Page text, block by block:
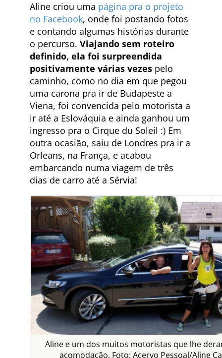
Aline criou uma página pra o projeto
no Facebook, onde foi postando fotos
e contando algumas histórias durante
o percurso. Viajando sem roteiro
definido, ela foi surpreendida
positivamente várias vezes pelo
caminho, como no dia em que pegou
uma carona pra ir de Budapeste a
Viena, foi convencida pelo motorista a
ir até a Eslováquia e ainda ganhou um
ingresso pra o Cirque du Soleil :) Em
outra ocasião, saiu de Londres pra ir a
Orleans, na França, e acabou
embarcando numa viagem de três
dias de carro até a Sérvia!
Aline e um dos muitos motoristas que lhe
acomodação. Foto: Acervo Pessoal/Aline